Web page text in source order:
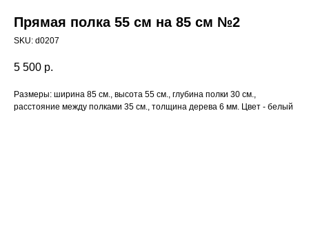
Прямая полка 55 см на 85 см №2
SKU: d0207
5 500 р.
Размеры: ширина 85 см., высота 55 см., глубина полки 30 см.,
расстояние между полками 35 см., толщина дерева 6 мм. Цвет - белый